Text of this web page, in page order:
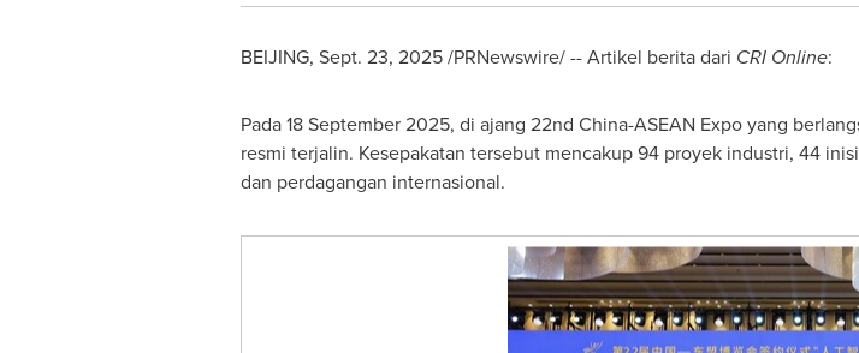
BEIJING, Sept. 23, 2025/PRNewswire/ -- Artikel berita dari CRI Online:
Pada18 September 2025, di ajang 22nd China-ASEAN Expo yang
resmi terjalin. Kesepakatan tersebut mencakup 94 proyek industri, 44
dan perdagangan internasional.